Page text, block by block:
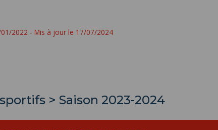
2022 - Mis à jour le 17/07/2024
> Saison 2023-2024